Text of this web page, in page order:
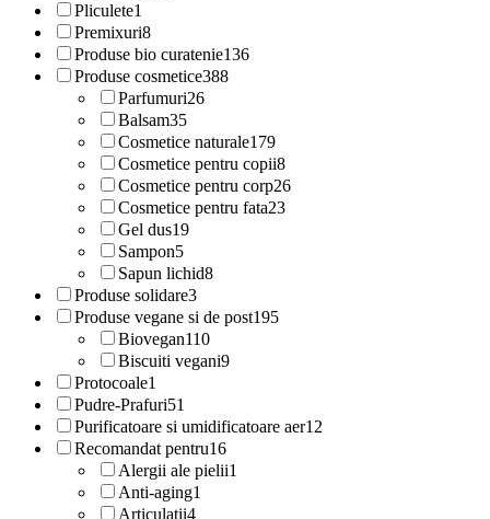
Pliculete1
Premixuri8
Produse bio curatenie136
Produse cosmetice388
Parfumuri26
Balsam35
Cosmetice naturale179
Cosmetice pentru copii8
Cosmetice pentru corp26
Cosmetice pentru fata23
Gel dus19
Sampon5
Sapun lichid8
Produse solidare3
Produse vegane si de post195
Biovegan110
Biscuiti vegani9
Protocoale1
Pudre-Prafuri51
Purificatoare si umidificatoare aer12
Recomandat pentru16
Alergii ale pielii1
Anti-aging1
Articulatii4